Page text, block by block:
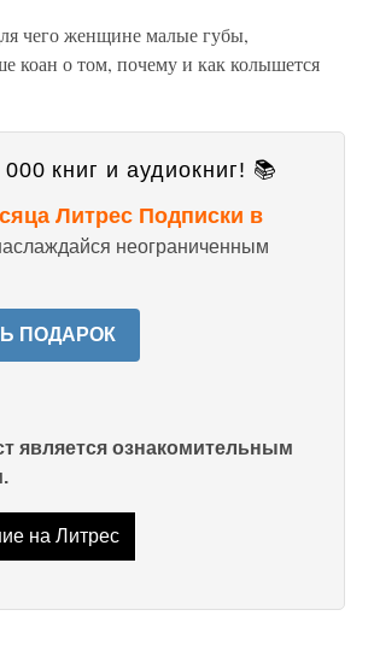
чего женщине малые губы,
коан о том, почему и как колышется
книг и аудиокниг! 📚
Литрес Подписки в
неограниченным
ПОДАРОК
является ознакомительным
на Литрес